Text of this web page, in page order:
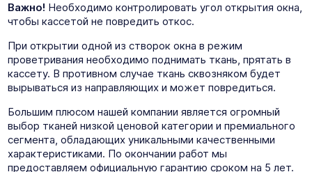
Важно! Необходимо контролировать угол открытия окна,
чтобы кассетой не повредить откос.
При открытии одной из створок окна в режим
проветривания необходимо поднимать ткань, прятать в
кассету. В противном случае ткань сквозняком будет
вырываться из направляющих и может повредиться.
Большим плюсом нашей компании является огромный
выбор тканей низкой ценовой категории и премиального
сегмента, обладающих уникальными качественными
характеристиками. По окончании работ мы
предоставляем официальную гарантию сроком на 5 лет.